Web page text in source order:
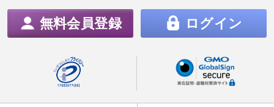
無料会員登録 ログイン